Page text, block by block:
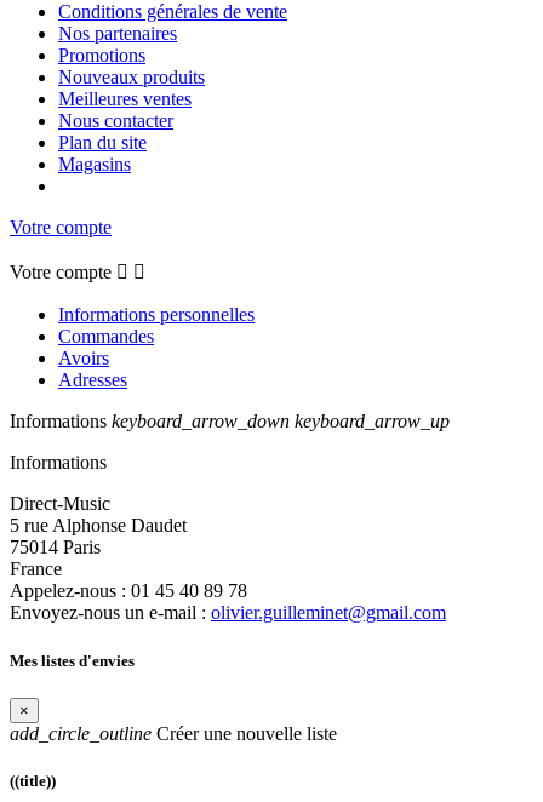
Conditions générales de vente
Nos partenaires
Promotions
Nouveaux produits
Meilleures ventes
Nous contacter
Plan du site
Magasins
Votre compte
Votre compte  
Informations personnelles
Commandes
Avoirs
Adresses
Informations keyboard_arrow_down keyboard_arrow_up
Informations
Direct-Music
5 rue Alphonse Daudet
75014 Paris
France
Appelez-nous : 01 45 40 89 78
Envoyez-nous un e-mail : olivier.guilleminet@gmail.com
Mes listes d'envies
×
add_circle_outline Créer une nouvelle liste
((title))